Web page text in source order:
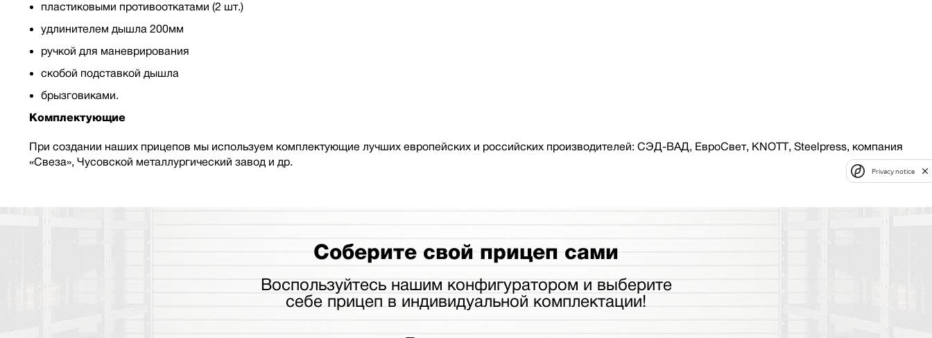
пластиковыми противооткатами (2 шт.)
удлинителем дышла 200мм
ручкой для маневрирования
скобой подставкой дышла
брызговиками.
Комплектующие
При создании наших прицепов мы используем комплектующие лучших европейских и российских производителей: СЭД-ВАД, ЕвроСвет, KNOTT, Steelpress, компания
«Свеза», Чусовской металлургический завод и др.
Соберите свой прицеп сами
Воспользуйтесь нашим конфигуратором и выберите
себе прицеп в индивидуальной комплектации!
Privacy notice